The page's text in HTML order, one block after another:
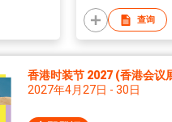
查询
香港时装节 2027 (香港会议
2027年4月27日 - 30日